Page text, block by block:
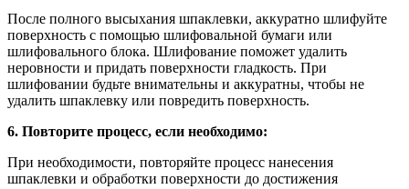
После полного высыхания шпаклевки, аккуратно шлифуйте
поверхность с помощью шлифовальной бумаги или
шлифовального блока. Шлифование поможет удалить
неровности и придать поверхности гладкость. При
шлифовании будьте внимательны и аккуратны, чтобы не
удалить шпаклевку или повредить поверхность.
6. Повторите процесс, если необходимо:
При необходимости, повторяйте процесс нанесения
шпаклевки и обработки поверхности до достижения